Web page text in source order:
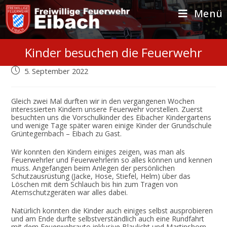
Zum
Inhalt
springen
Menü
Kinder besuchen die Feuerwehr
Beitrag5. September 2022
Gleich zwei Mal durften wir in den vergangenen Wochen
interessierten Kindern unsere Feuerwehr vorstellen. Zuerst
besuchten uns die Vorschulkinder des Eibacher Kindergartens
und wenige Tage später waren einige Kinder der Grundschule
Grüntegernbach – Eibach zu Gast.
Wir konnten den Kindern einiges zeigen, was man als
Feuerwehrler und Feuerwehrlerin so alles können und kennen
muss. Angefangen beim Anlegen der persönlichen
Schutzausrüstung (Jacke, Hose, Stiefel, Helm) über das
Löschen mit dem Schlauch bis hin zum Tragen von
Atemschutzgeräten war alles dabei.
Natürlich konnten die Kinder auch einiges selbst ausprobieren
und am Ende durfte selbstverständlich auch eine Rundfahrt